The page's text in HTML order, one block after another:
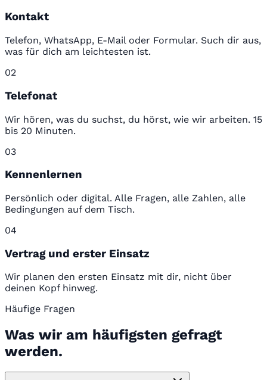
Kontakt
Telefon, WhatsApp, E-Mail oder Formular. Such dir aus,
was für dich am leichtesten ist.
02
Telefonat
Wir hören, was du suchst, du hörst, wie wir arbeiten. 15
bis 20 Minuten.
03
Kennenlernen
Persönlich oder digital. Alle Fragen, alle Zahlen, alle
Bedingungen auf dem Tisch.
04
Vertrag und erster Einsatz
Wir planen den ersten Einsatz mit dir, nicht über
deinen Kopf hinweg.
Häufige Fragen
Was wir am häufigsten gefragt
werden.